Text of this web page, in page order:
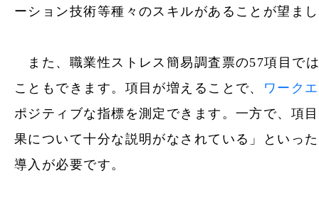
ーション技術等種々のスキルがあることが望ま
また、職業性ストレス簡易調査票の57項目で
こともできます。項目が増えることで、
ワーク
ポジティブな指標を測定できます。一方で、項
果について十分な説明がなされている」といっ
導入が必要です。